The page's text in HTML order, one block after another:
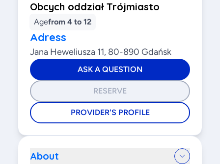
Obcych oddział Trójmiasto
Agefrom 4 to 12
Adress
Jana Heweliusza 11, 80-890 Gdańsk
ASK A QUESTION
RESERVE
PROVIDER'S PROFILE
About